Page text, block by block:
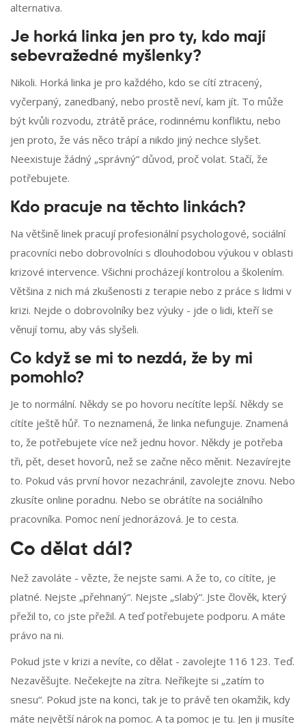
alternativa.
Je horká linka jen pro ty, kdo mají
sebevražedné myšlenky?
Nikoli. Horká linka je pro každého, kdo se cítí ztracený,
vyčerpaný, zanedbaný, nebo prostě neví, kam jít. To může
být kvůli rozvodu, ztrátě práce, rodinnému konfliktu, nebo
jen proto, že vás něco trápí a nikdo jiný nechce slyšet.
Neexistuje žádný „správný“ důvod, proč volat. Stačí, že
potřebujete.
Kdo pracuje na těchto linkách?
Na většině linek pracují profesionální psychologové, sociální
pracovníci nebo dobrovolníci s dlouhodobou výukou v oblasti
krizové intervence. Všichni procházejí kontrolou a školením.
Většina z nich má zkušenosti z terapie nebo z práce s lidmi v
krizi. Nejde o dobrovolníky bez výuky - jde o lidi, kteří se
věnují tomu, aby vás slyšeli.
Co když se mi to nezdá, že by mi
pomohlo?
Je to normální. Někdy se po hovoru necítíte lepší. Někdy se
cítíte ještě hůř. To neznamená, že linka nefunguje. Znamená
to, že potřebujete více než jednu hovor. Někdy je potřeba
tři, pět, deset hovorů, než se začne něco měnit. Nezavírejte
to. Pokud vás první hovor nezachránil, zavolejte znovu. Nebo
zkusíte online poradnu. Nebo se obrátíte na sociálního
pracovníka. Pomoc není jednorázová. Je to cesta.
Co dělat dál?
Než zavoláte - vězte, že nejste sami. A že to, co cítíte, je
platné. Nejste „přehnaný“. Nejste „slabý“. Jste člověk, který
přežil to, co jste přežil. A teď potřebujete podporu. A máte
právo na ni.
Pokud jste v krizi a nevíte, co dělat - zavolejte 116 123. Teď.
Nezavěšujte. Nečekejte na zítra. Neříkejte si „zatím to
snesu“. Pokud jste na konci, tak je to právě ten okamžik, kdy
máte největší nárok na pomoc. A ta pomoc je tu. Jen ji musíte